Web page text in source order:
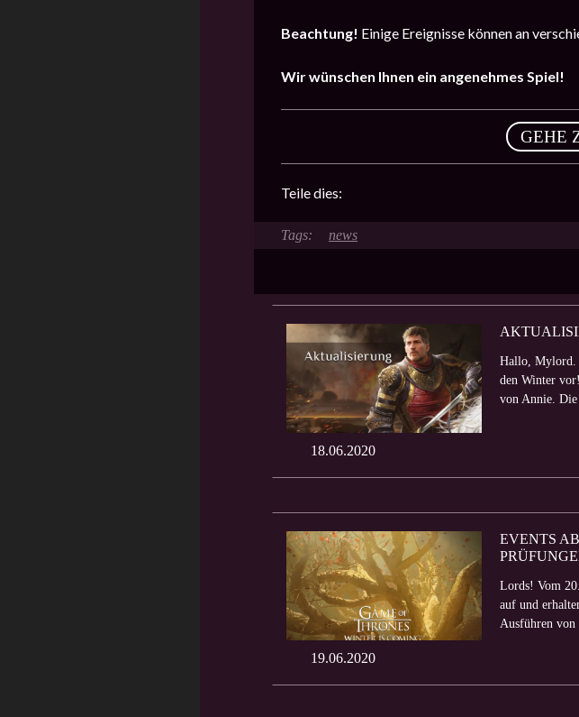
Beachtung! Einige Ereignisse können an
Wir wünschen Ihnen ein angenehmes Spiel!
GEHE
Teile dies:
news
18.06.2020
Hallo, Mylord.
den Winter
von Annie. Die
19.06.2020
EVENTS
Lords! Vom
auf und
Ausführen von